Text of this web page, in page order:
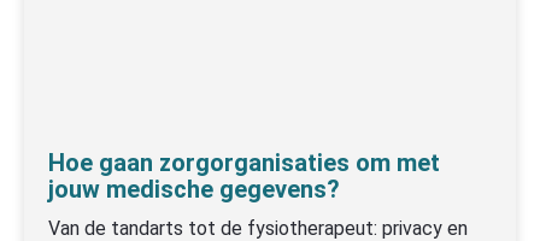
Hoe gaan zorgorganisaties om met
jouw medische gegevens?
Van de tandarts tot de fysiotherapeut: privacy en